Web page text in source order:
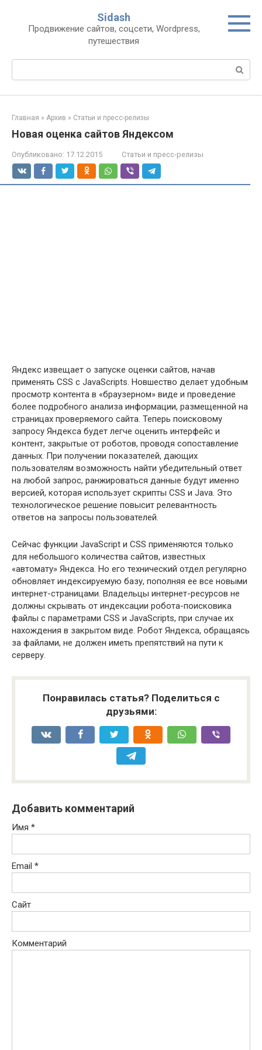
контенту
Sidash
Продвижение сайтов, соцсети, Wordpress,
путешествия
Главная » Архив » Статьи и пресс-релизы
Новая оценка сайтов Яндексом
Опубликовано: 17.12.2015 Статьи и пресс-релизы
Яндекс извещает о запуске оценки сайтов, начав
применять CSS с JavaScripts. Новшество делает удобным
просмотр контента в «браузерном» виде и проведение
более подробного анализа информации, размещенной на
страницах проверяемого сайта. Теперь поисковому
запросу Яндекса будет легче оценить интерфейс и
контент, закрытые от роботов, проводя сопоставление
данных. При получении показателей, дающих
пользователям возможность найти убедительный ответ
на любой запрос, ранжироваться данные будут именно
версией, которая использует скрипты CSS и Java. Это
технологическое решение повысит релевантность
ответов на запросы пользователей.
Сейчас функции JavaScript и CSS применяются только
для небольшого количества сайтов, известных
«автомату» Яндекса. Но его технический отдел регулярно
обновляет индексируемую базу, пополняя ее все новыми
интернет-страницами. Владельцы интернет-ресурсов не
должны скрывать от индексации робота-поисковика
файлы с параметрами CSS и JavaScripts, при случае их
нахождения в закрытом виде. Робот Яндекса, обращаясь
за файлами, не должен иметь препятствий на пути к
серверу.
Понравилась статья? Поделиться с
друзьями:
Добавить комментарий
Имя *
Email *
Сайт
Комментарий